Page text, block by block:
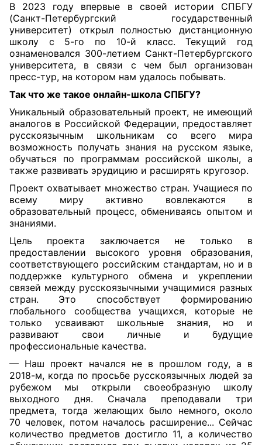
В 2023 году впервые в своей истории СПБГУ
(Санкт-Петербургский государственный
университет) открыл полностью дистанционную
школу с 5-го по 10-й класс. Текущий год
ознаменовался 300-летием Санкт-Петербургского
университета, в связи с чем был организован
пресс-тур, на котором нам удалось побывать.
Так что же такое онлайн-школа СПБГУ?
Уникальный образовательный проект, не имеющий
аналогов в Российской Федерации, предоставляет
русскоязычным школьникам со всего мира
возможность получать знания на русском языке,
обучаться по программам российской школы, а
также развивать эрудицию и расширять кругозор.
Проект охватывает множество стран. Учащиеся по
всему миру активно вовлекаются в
образовательный процесс, обмениваясь опытом и
знаниями.
Цель проекта заключается не только в
предоставлении высокого уровня образования,
соответствующего российским стандартам, но и в
поддержке культурного обмена и укреплении
связей между русскоязычными учащимися разных
стран. Это способствует формированию
глобального сообщества учащихся, которые не
только усваивают школьные знания, но и
развивают свои личные и будущие
профессиональные качества.
— Наш проект начался не в прошлом году, а в
2018-м, когда по просьбе русскоязычных людей за
рубежом мы открыли своеобразную школу
выходного дня. Сначала преподавали три
предмета, тогда желающих было немного, около
70 человек, потом началось расширение... Сейчас
количество предметов достигло 11, а количество